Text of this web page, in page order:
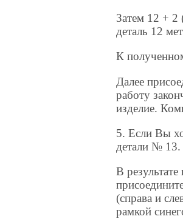
Затем 12 + 2
деталь 12
К
Далее
работу
изделие.
5. Если Вы
детали № 13.
В
(справа и
рамкой